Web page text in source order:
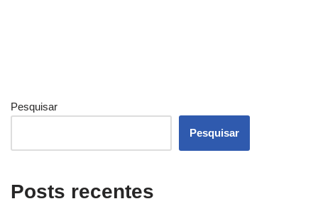
Pesquisar
Pesquisar
Posts recentes